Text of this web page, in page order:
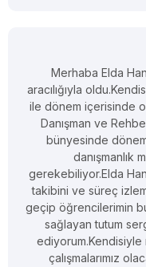
Merhaba Elda
aracılığıyla
ile dönem içerisinde
Danışman ve
bünyesinde
danışmanlık
gerekebiliyor.Elda
takibini ve süreç
geçip öğrencilerimin bu
sağlayan tutum
çalışmalarımız